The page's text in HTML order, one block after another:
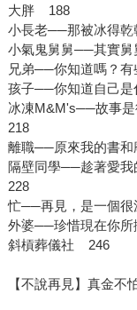
大胖 188
小長老──那被冰得
小氣鬼舅舅──其實
兄弟──你知道嗎？
孩子──你知道自己
冰凍M&M's──故事
218
離職──原來我的書
隔壁同學──趁著愛
228
忙──再見，是一個
外婆──珍惜現在你
斜槓葬儀社 246
【不說再見】真金